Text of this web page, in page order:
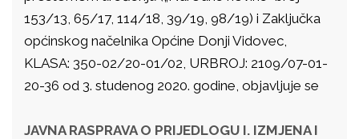
153/13, 65/17, 114/18, 39/19, 98/19) i Zaključka
općinskog načelnika Općine Donji Vidovec,
KLASA: 350-02/20-01/02, URBROJ: 2109/07-01-
20-36 od 3. studenog 2020. godine, objavljuje se
JAVNA RASPRAVA O PRIJEDLOGU I. IZMJENA I